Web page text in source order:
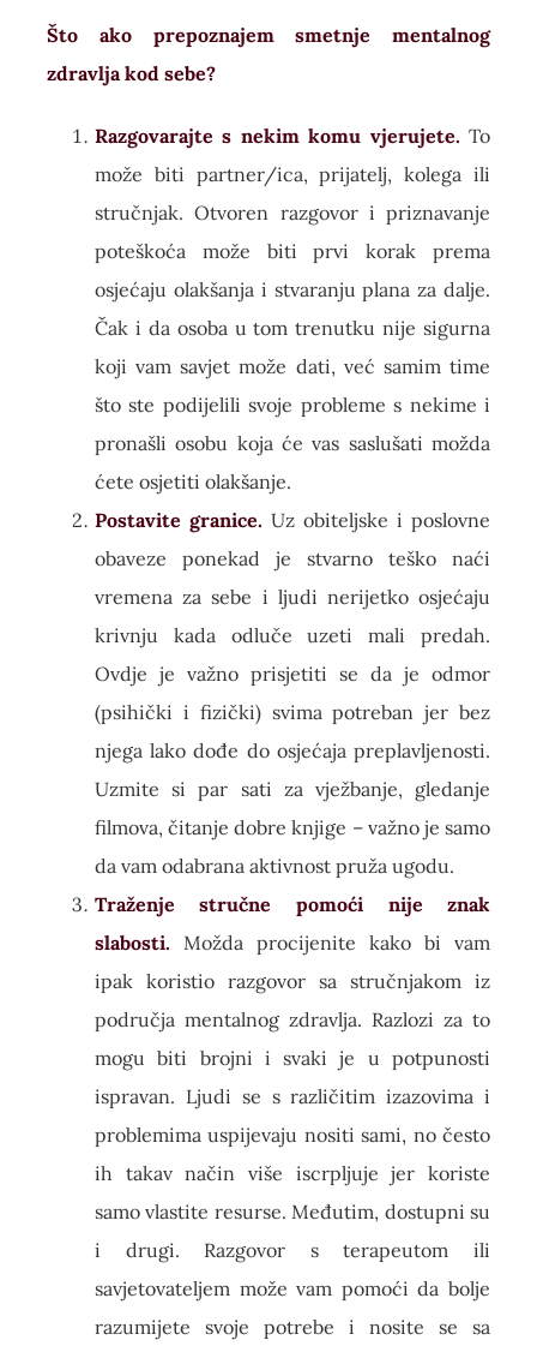
Što ako prepoznajem smetnje mentalnog
zdravlja kod sebe?
Razgovarajte s nekim komu vjerujete. To
može biti partner/ica, prijatelj, kolega ili
stručnjak. Otvoren razgovor i priznavanje
poteškoća može biti prvi korak prema
osjećaju olakšanja i stvaranju plana za dalje.
Čak i da osoba u tom trenutku nije sigurna
koji vam savjet može dati, već samim time
što ste podijelili svoje probleme s nekime i
pronašli osobu koja će vas saslušati možda
ćete osjetiti olakšanje.
Postavite granice. Uz obiteljske i poslovne
obaveze ponekad je stvarno teško naći
vremena za sebe i ljudi nerijetko osjećaju
krivnju kada odluče uzeti mali predah.
Ovdje je važno prisjetiti se da je odmor
(psihički i fizički) svima potreban jer bez
njega lako dođe do osjećaja preplavljenosti.
Uzmite si par sati za vježbanje, gledanje
filmova, čitanje dobre knjige – važno je samo
da vam odabrana aktivnost pruža ugodu.
Traženje stručne pomoći nije znak
slabosti. Možda procijenite kako bi vam
ipak koristio razgovor sa stručnjakom iz
područja mentalnog zdravlja. Razlozi za to
mogu biti brojni i svaki je u potpunosti
ispravan. Ljudi se s različitim izazovima i
problemima uspijevaju nositi sami, no često
ih takav način više iscrpljuje jer koriste
samo vlastite resurse. Međutim, dostupni su
i drugi. Razgovor s terapeutom ili
savjetovateljem može vam pomoći da bolje
razumijete svoje potrebe i nosite se sa